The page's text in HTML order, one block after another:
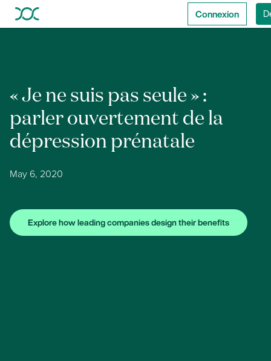
Connexion
« Je ne suis pas seule » :
parler ouvertement de la
dépression prénatale
May 6, 2020
Explore how leading companies design their benefits